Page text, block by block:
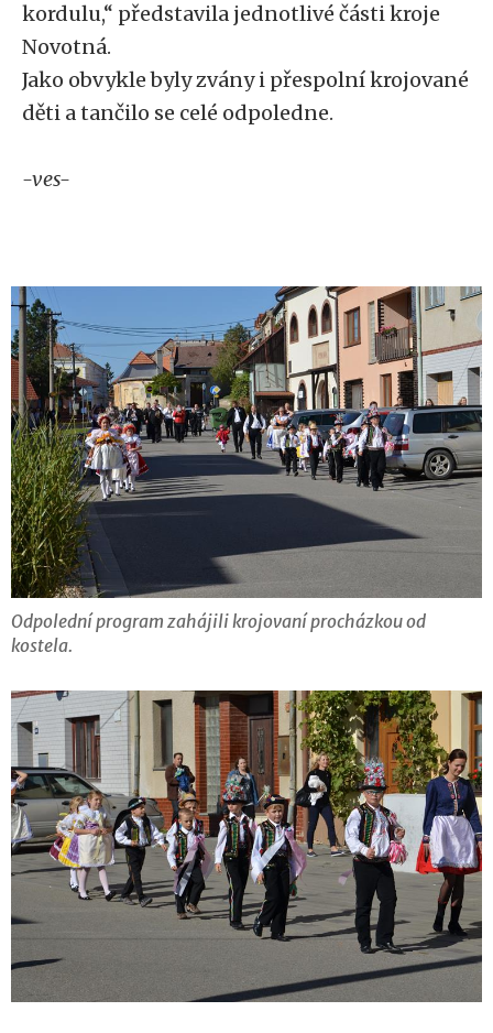
kordulu,“ představila jednotlivé části kroje
Novotná.
Jako obvykle byly zvány i přespolní krojované
děti a tančilo se celé odpoledne.
-ves-
Odpolední program zahájili krojovaní procházkou od
kostela.